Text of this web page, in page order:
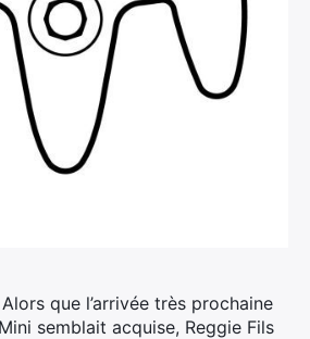
que l’arrivée très prochaine
semblait acquise, Reggie Fils